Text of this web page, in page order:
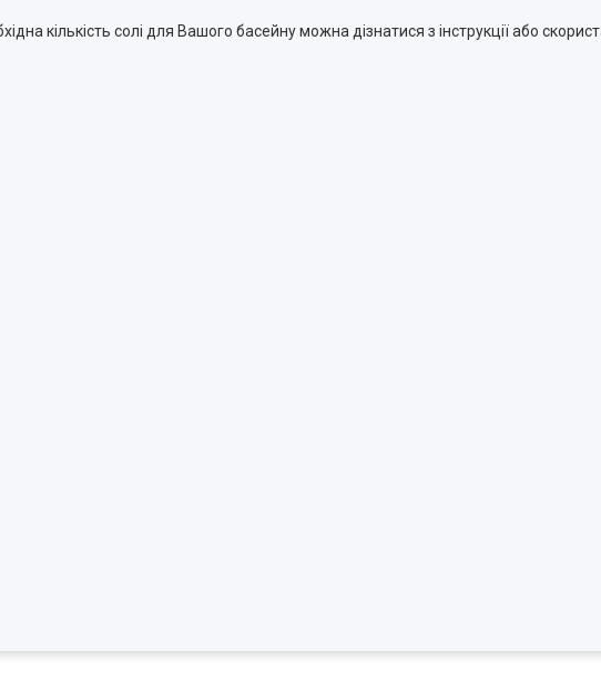
кількість солі для Вашого басейну можна дізнатися з інструкції або